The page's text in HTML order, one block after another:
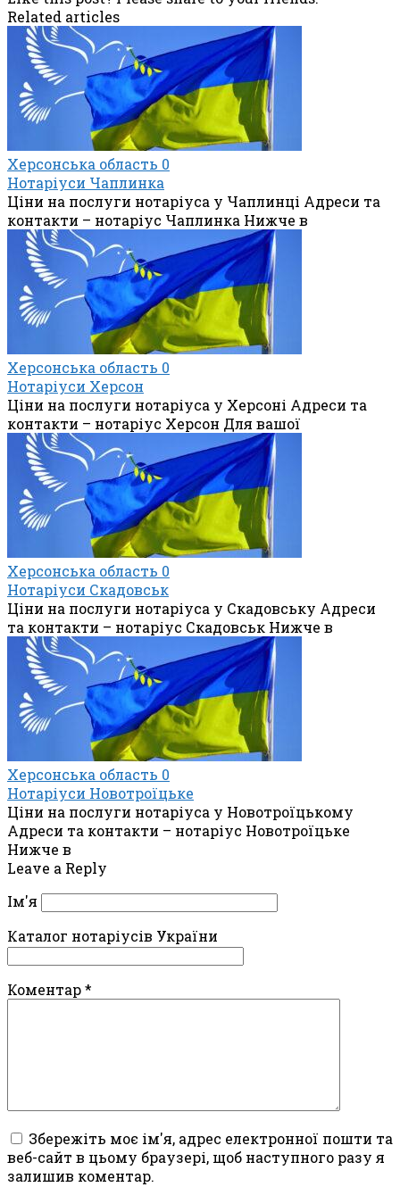
Related articles
Херсонська область 0
Нотаріуси Чаплинка
Ціни на послуги нотаріуса у Чаплинці Адреси та
контакти – нотаріус Чаплинка Нижче в
Херсонська область 0
Нотаріуси Херсон
Ціни на послуги нотаріуса у Херсоні Адреси та
контакти – нотаріус Херсон Для вашої
Херсонська область 0
Нотаріуси Скадовськ
Ціни на послуги нотаріуса у Скадовську Адреси
та контакти – нотаріус Скадовськ Нижче в
Херсонська область 0
Нотаріуси Новотроїцьке
Ціни на послуги нотаріуса у Новотроїцькому
Адреси та контакти – нотаріус Новотроїцьке
Нижче в
Leave a Reply
Ім'я
Каталог нотаріусів України
Коментар*
Збережіть моє ім'я, адрес електронної пошти та
веб-сайт в цьому браузері, щоб наступного разу я
залишив коментар.